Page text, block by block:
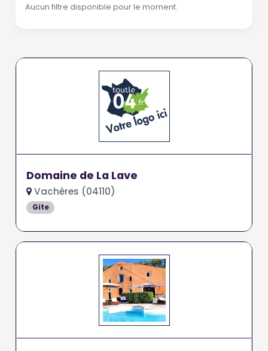
Aucun filtre disponible pour le moment.
Domaine de La Lave
Vachères (04110)
Gite